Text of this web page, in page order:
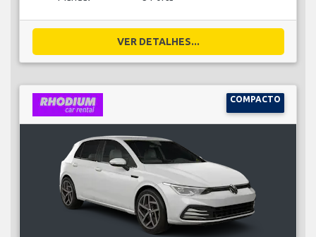
VER DETALHES...
COMPACTO